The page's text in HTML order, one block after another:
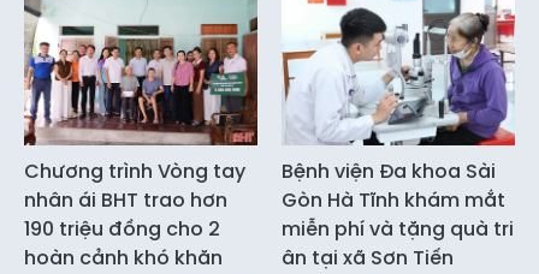
Chương trình Vòng tay
nhân ái BHT trao hơn
190 triệu đồng cho 2
hoàn cảnh khó khăn
Bệnh viện Đa khoa Sài
Gòn Hà Tĩnh khám mắt
miễn phí và tặng quà tri
ân tại xã Sơn Tiến